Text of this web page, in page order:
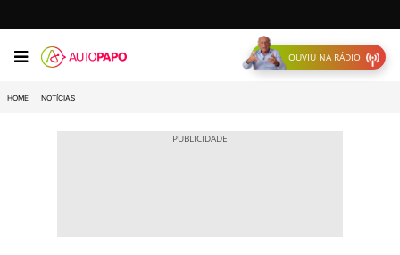
OUVIU NA RÁDIO
HOME NOTÍCIAS